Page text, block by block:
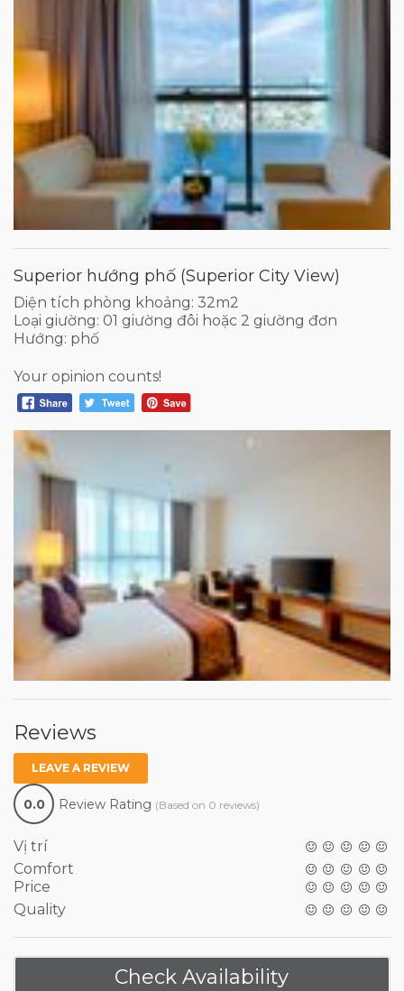
Superior hướng phố (Superior City View)
Diện tích phòng khoảng: 32m2
Loại giường: 01 giường đôi hoặc 2 giường đơn
Hướng: phố
Your opinion counts!
Reviews
LEAVE A REVIEW
0.0 Review Rating (Based on 0 reviews)
Vị trí
Comfort
Price
Quality
Check Availability